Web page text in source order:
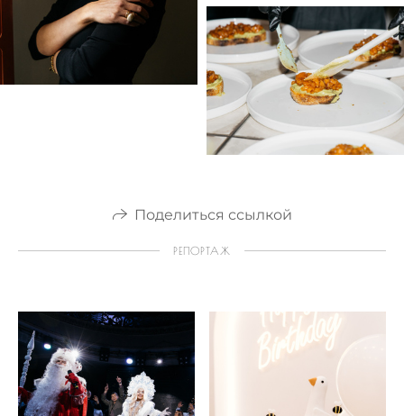
Поделиться ссылкой
РЕПОРТАЖ